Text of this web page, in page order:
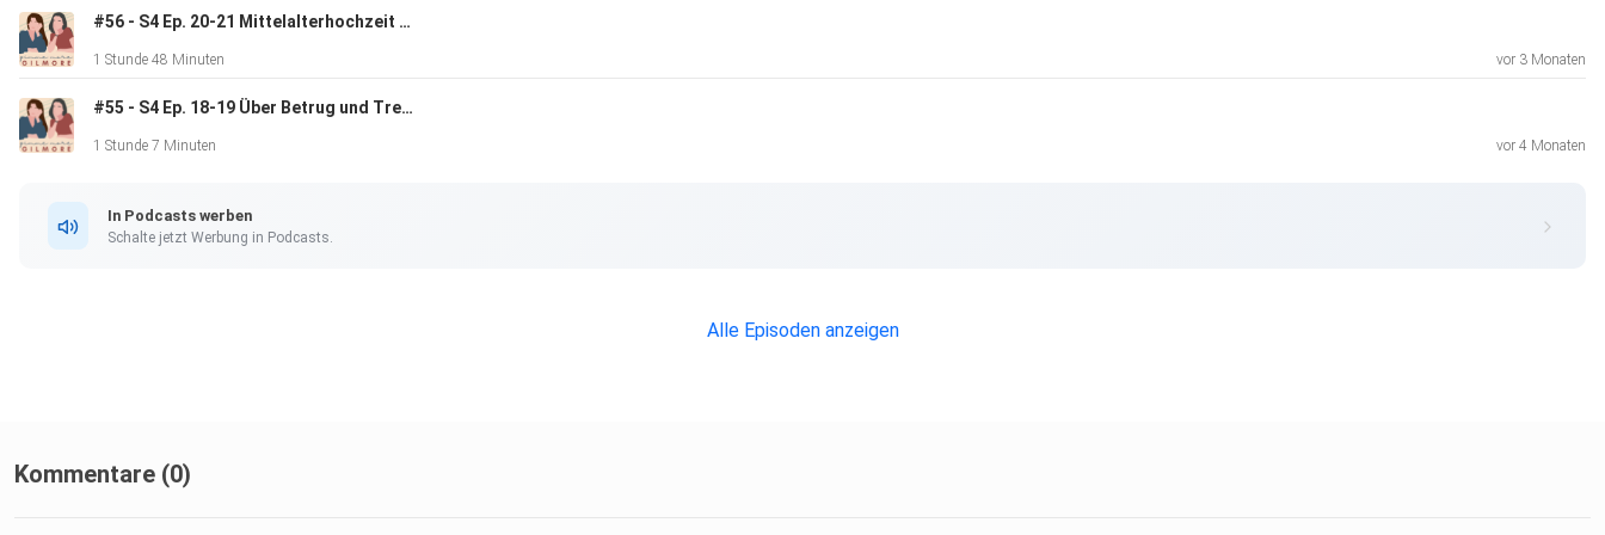
#56 - S4 Ep. 20-21 Mittelalterhochzeit und Selbsthilfebücher
1 Stunde 48 Minuten vor 3 Monaten
#55 - S4 Ep. 18-19 Über Betrug und Trennungen
1 Stunde 7 Minuten vor 4 Monaten
In Podcasts werben
Schalte jetzt Werbung in Podcasts.
Alle Episoden anzeigen
Kommentare (0)